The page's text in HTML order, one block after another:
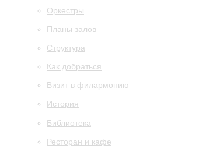
Оркестры
Планы залов
Структура
Как добраться
Визит в филармонию
История
Библиотека
Ресторан и кафе